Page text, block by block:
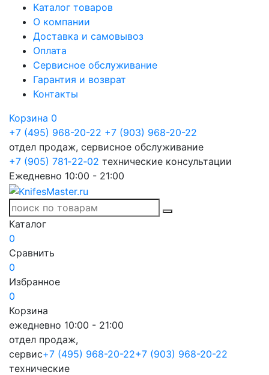
Каталог товаров
О компании
Доставка и самовывоз
Оплата
Сервисное обслуживание
Гарантия и возврат
Контакты
Корзина 0
+7 (495) 968-20-22 +7 (903) 968-20-22
отдел продаж, сервисное обслуживание
+7 (905) 781‑22‑02 технические консультации
Ежедневно 10:00 - 21:00
Каталог
0
Сравнить
0
Избранное
0
Корзина
ежедневно 10:00 - 21:00
отдел продаж,
сервис+7 (495) 968-20-22+7 (903) 968-20-22
технические